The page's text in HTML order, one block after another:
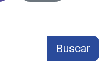
Buscar